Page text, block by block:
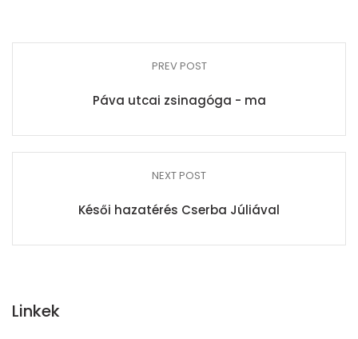
PREV POST
Páva utcai zsinagóga - ma
NEXT POST
Késői hazatérés Cserba Júliával
Linkek